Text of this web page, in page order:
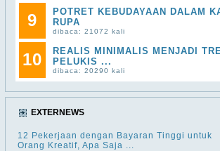
9
POTRET KEBUDAYAAN DALAM
RUPA
dibaca: 21072 kali
10
REALIS MINIMALIS MENJADI
PELUKIS ...
dibaca: 20290 kali
EXTERNEWS
12 Pekerjaan dengan Bayaran Tinggi untuk
Orang Kreatif, Apa Saja ...